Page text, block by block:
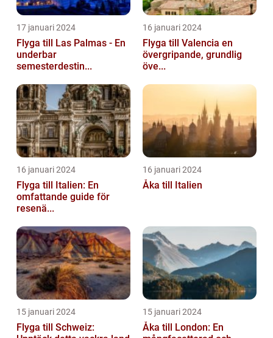
17 januari 2024
Flyga till Las Palmas - En
underbar
semesterdestin...
16 januari 2024
Flyga till Valencia en
övergripande, grundlig
öve...
16 januari 2024
Flyga till Italien: En
omfattande guide för
resenä...
16 januari 2024
Åka till Italien
15 januari 2024
Flyga till Schweiz:
15 januari 2024
Åka till London: En